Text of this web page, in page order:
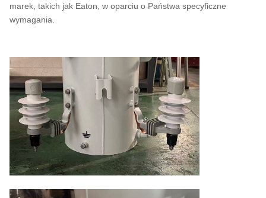
marek, takich jak Eaton, w oparciu o Państwa specyficzne
wymagania.